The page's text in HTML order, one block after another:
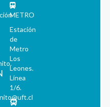
METRO
Estación
de
Metro
Los
Leones.
Línea
1/6.